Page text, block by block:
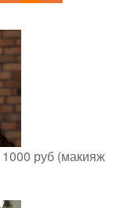
руб (макияж